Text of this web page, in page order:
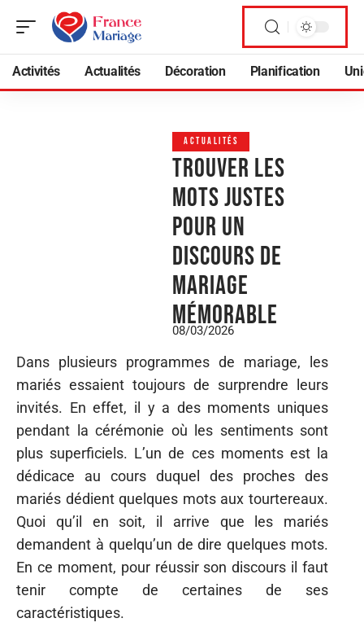
Activités Actualités Décoration Planification
ACTUALITÉS
Trouver les
mots justes
pour un
discours de
mariage
mémorable
08/03/2026
Dans plusieurs programmes de mariage, les
mariés essaient toujours de surprendre leurs
invités. En effet, il y a des moments uniques
pendant la cérémonie où les sentiments sont
plus superficiels. L’un de ces moments est la
dédicace au cours duquel des proches des
mariés dédient quelques mots aux tourtereaux.
Quoi qu’il en soit, il arrive que les mariés
demandent à quelqu’un de dire quelques mots.
En ce moment, pour réussir son discours il faut
tenir compte de certaines de ses
caractéristiques.